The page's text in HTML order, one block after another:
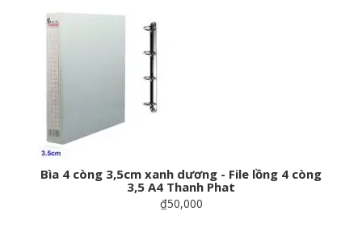
Bìa 4 còng 3,5cm xanh dương - File lồng 4 còng
3,5 A4 Thanh Phat
₫50,000